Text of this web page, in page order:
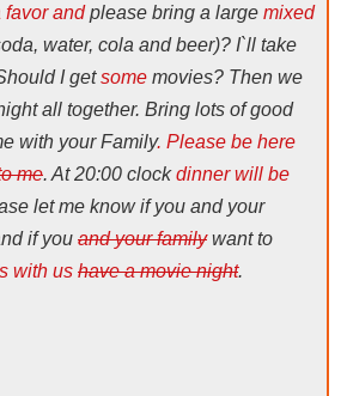
favor andplease bring a large mixed
water, cola and beer)? I`ll take
I getsome movies? Then we
all together. Bring lots of good
with your Family. Please be here
me. At 20:00 clockdinner will be
let me know if you and your
if you and your familywant to
with us have a movie night.